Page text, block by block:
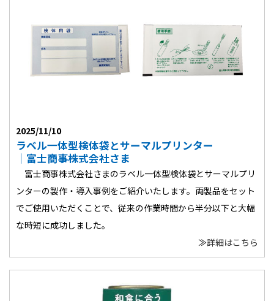
2025/11/10
ラベル一体型検体袋とサーマルプリンター
｜富士商事株式会社さま
富士商事株式会社さまのラベル一体型検体袋とサーマルプリ
ンターの製作・導入事例をご紹介いたします。両製品をセット
でご使用いただくことで、従来の作業時間から半分以下と大幅
な時短に成功しました。
≫詳細はこちら